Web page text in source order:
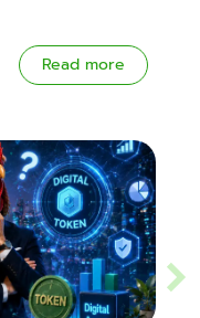
Read more